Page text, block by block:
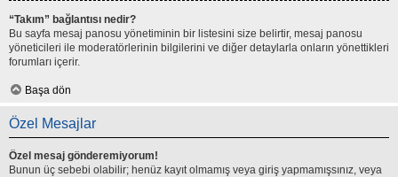
“Takım” bağlantısı nedir?
Bu sayfa mesaj panosu yönetiminin bir listesini size belirtir, mesaj panosu
yöneticileri ile moderatörlerinin bilgilerini ve diğer detaylarla onların yönettikleri
forumları içerir.
Başa dön
Özel Mesajlar
Özel mesaj gönderemiyorum!
Bunun üç sebebi olabilir; henüz kayıt olmamış veya giriş yapmamışsınız, veya